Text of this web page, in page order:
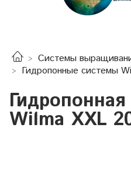
Системы
Гидропонные системы
Wilma XXL